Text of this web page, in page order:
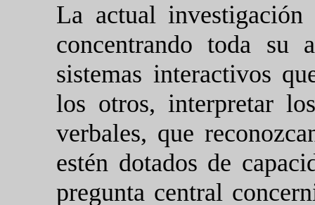
La actual
concentrando toda su
sistemas interactivos
los otros, interpretar
verbales, que
estén dotados de
pregunta central